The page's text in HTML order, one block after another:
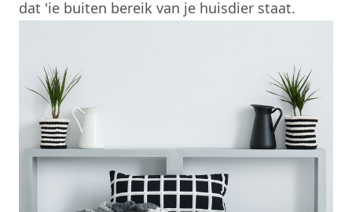
dat 'ie buiten bereik van je huisdier staat.